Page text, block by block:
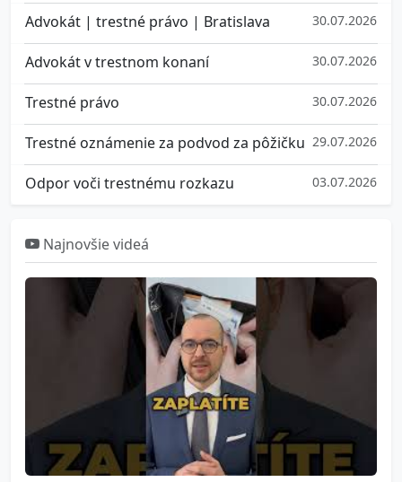
Advokát | trestné právo | Bratislava 30.07.2026
Advokát v trestnom konaní 30.07.2026
Trestné právo 30.07.2026
Trestné oznámenie za podvod za pôžičku 29.07.2026
Odpor voči trestnému rozkazu 03.07.2026
Najnovšie videá